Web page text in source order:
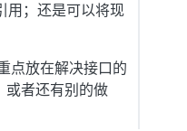
用；还是可以将现
点放在解决接口的
或者还有别的做